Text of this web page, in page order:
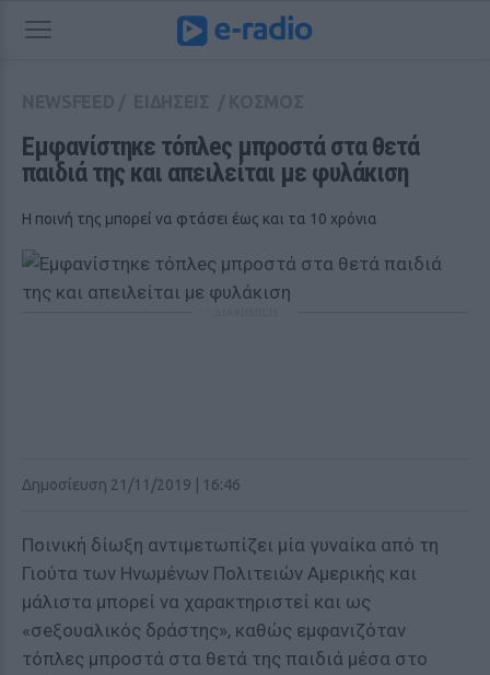
Εμφανίστηκε τόπλeς μπροστά στα θετά
παιδιά της και απειλείται με φυλάκιση
Η ποινή της μπορεί να φτάσει έως και τα 10 χρόνια
Δημοσίευση 21/11/2019 | 16:46
Ποινική δίωξη αντιμετωπίζει μία γυναίκα από τη
Γιούτα των Ηνωμένων Πολιτειών Αμερικής και
μάλιστα μπορεί να χαρακτηριστεί και ως
«σeξουαλικός δράστης», καθώς εμφανιζόταν
τόπλες μπροστά στα θετά της παιδιά μέσα στο